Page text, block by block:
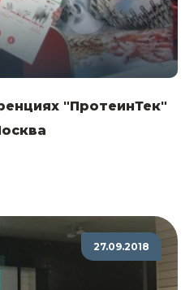
"ПротеинТек"
27.09.2018